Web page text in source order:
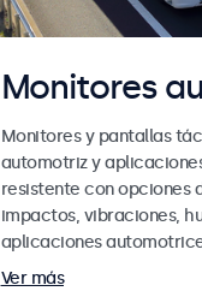
Monitores
Monitores y pantallas
automotriz y
resistente con opciones
impactos, vibraciones,
aplicaciones
Ver más